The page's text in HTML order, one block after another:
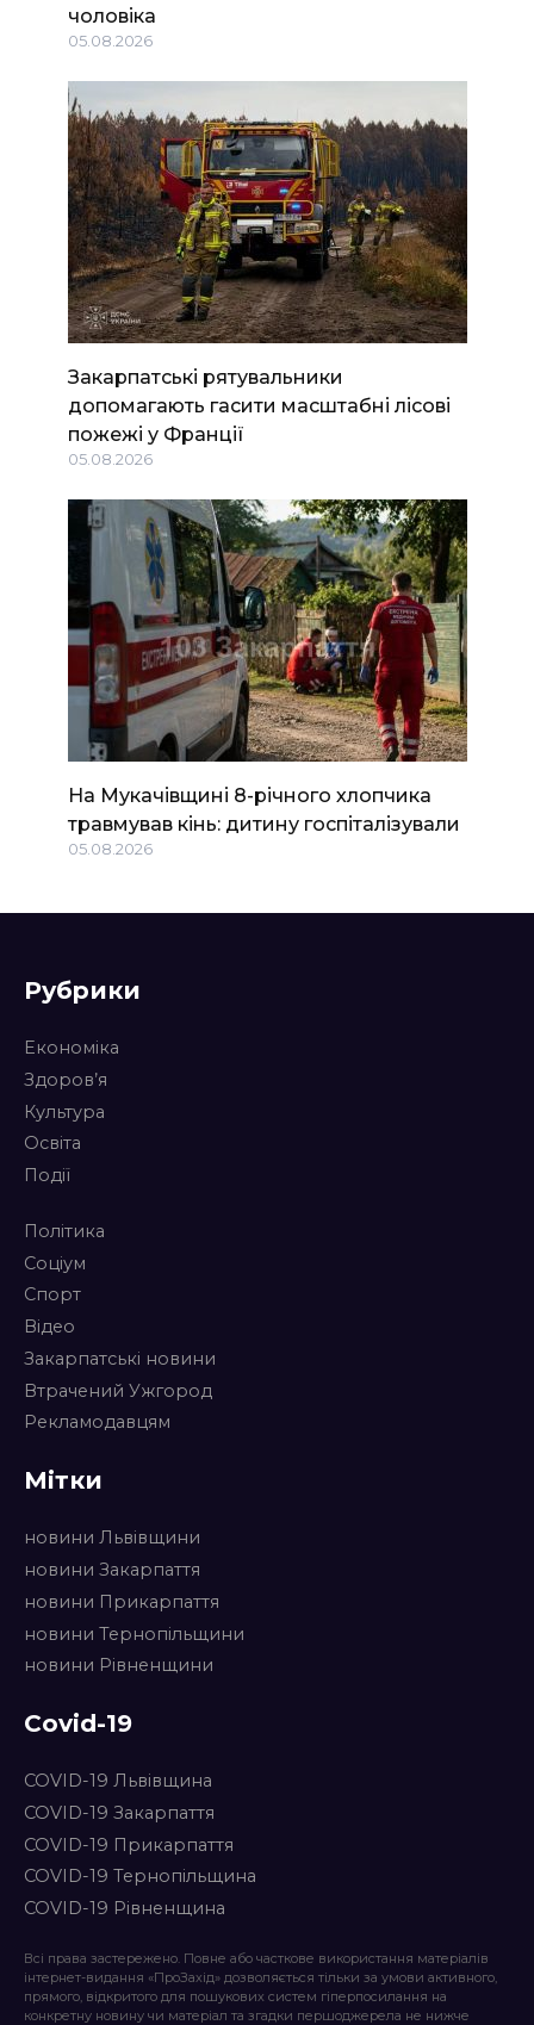
чоловіка
05.08.2026
Закарпатські рятувальники
допомагають гасити масштабні лісові
пожежі у Франції
05.08.2026
На Мукачівщині 8-річного хлопчика
травмував кінь: дитину госпіталізували
05.08.2026
Рубрики
Економіка
Здоров’я
Культура
Освіта
Події
Політика
Соціум
Спорт
Відео
Закарпатські новини
Втрачений Ужгород
Рекламодавцям
Мітки
новини Львівщини
новини Закарпаття
новини Прикарпаття
новини Тернопільщини
новини Рівненщини
Covid-19
COVID-19 Львівщина
COVID-19 Закарпаття
COVID-19 Прикарпаття
COVID-19 Тернопільщина
COVID-19 Рівненщина
Всі права застережено. Повне або часткове використання матеріалів
інтернет-видання «ПроЗахід» дозволяється тільки за умови активного,
прямого, відкритого для пошукових систем гіперпосилання на
конкретну новину чи матеріал та згадки першоджерела не нижче